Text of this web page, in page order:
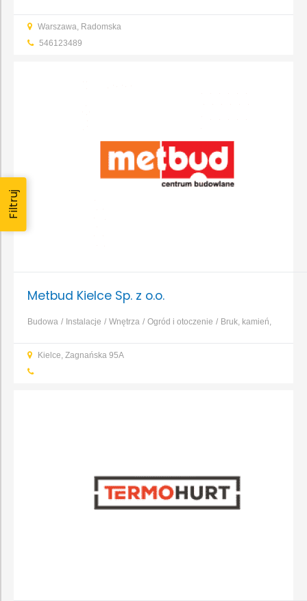
Filtruj
prace ziemne, wykopy
Garaże, wiaty, bramy garażowe
systemy kominowe
Warszawa, Radomska
546123489
Metbud Kielce Sp. z o.o.
Budowa Instalacje Wnętrza Ogród i otoczenie
Bruk, kamień,
ocieplenie
Fundamenty, prace ziemne, wykopy
Kielce, Zagnańska 95A